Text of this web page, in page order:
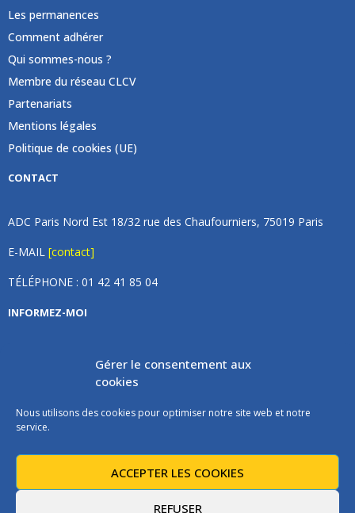
Gérer le consentement aux
cookies
Nous utilisons des cookies pour optimiser notre site web et notre
service.
ACCEPTER LES COOKIES
REFUSER
Les permanences
Comment adhérer
Qui sommes-nous ?
Membre du réseau CLCV
Partenariats
Mentions légales
Politique de cookies (UE)
CONTACT
ADC Paris Nord Est 18/32 rue des Chaufourniers, 75019 Paris
E-MAIL [contact]
TÉLÉPHONE : 01 42 41 85 04
INFORMEZ-MOI
Inscrivez vous à notre newsletter et recevez une fois par
mois de nos nouvelles, aucun spam (on promet).
Les instructions pour vous désabonner sont incluses dans chaque